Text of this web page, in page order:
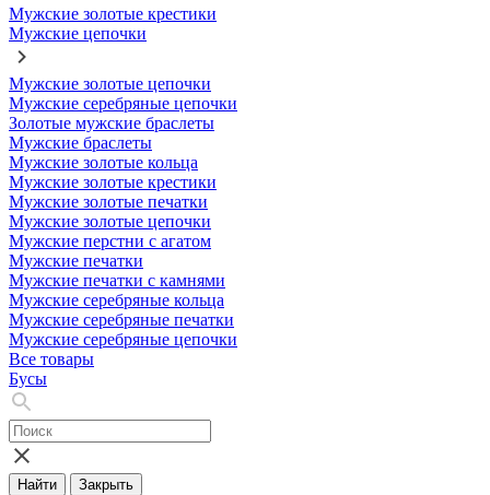
Мужские золотые крестики
Мужские цепочки
Мужские золотые цепочки
Мужские серебряные цепочки
Золотые мужские браслеты
Мужские браслеты
Мужские золотые кольца
Мужские золотые крестики
Мужские золотые печатки
Мужские золотые цепочки
Мужские перстни с агатом
Мужские печатки
Мужские печатки с камнями
Мужские серебряные кольца
Мужские серебряные печатки
Мужские серебряные цепочки
Все товары
Бусы
Найти Закрыть